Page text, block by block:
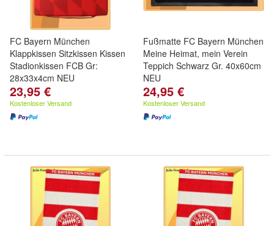
FC Bayern München
Klappkissen Sitzkissen Kissen
Stadionkissen FCB Gr:
28x33x4cm NEU
23,95 €
Kostenloser Versand
Fußmatte FC Bayern München
Meine Heimat, mein Verein
Teppich Schwarz Gr. 40x60cm
NEU
24,95 €
Kostenloser Versand